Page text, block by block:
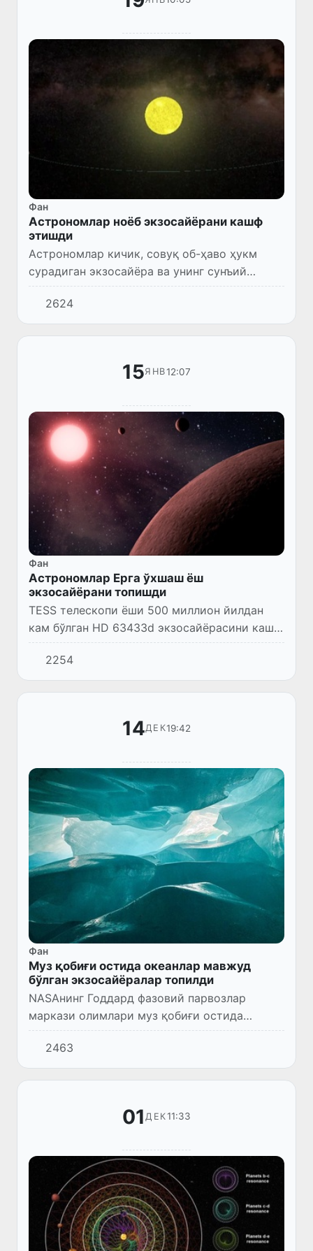
Фан
Астрономлар ноёб экзосайёрани кашф
этишди
Астрономлар кичик, совуқ об-ҳаво ҳукм
сурадиган экзосайёра ва унинг сунъий
йўлдошини топишди.
2624
15ЯНВ12:07
Фан
Астрономлар Ерга ўхшаш ёш
экзосайёрани топишди
TESS телескопи ёши 500 миллион йилдан
кам бўлган HD 63433d экзосайёрасини кашф
этди. Бу ҳақда Флорида университети
астрономлари маълум қилишди.
2254
14ДЕК19:42
Фан
Муз қобиғи остида океанлар мавжуд
бўлган экзосайёралар топилди
NASAнинг Годдард фазовий парвозлар
маркази олимлари муз қобиғи остида
океанлар бўлиши мумкин бўлган йигирмага
яқин экзосайёраларни топишди.
2463
01ДЕК11:33